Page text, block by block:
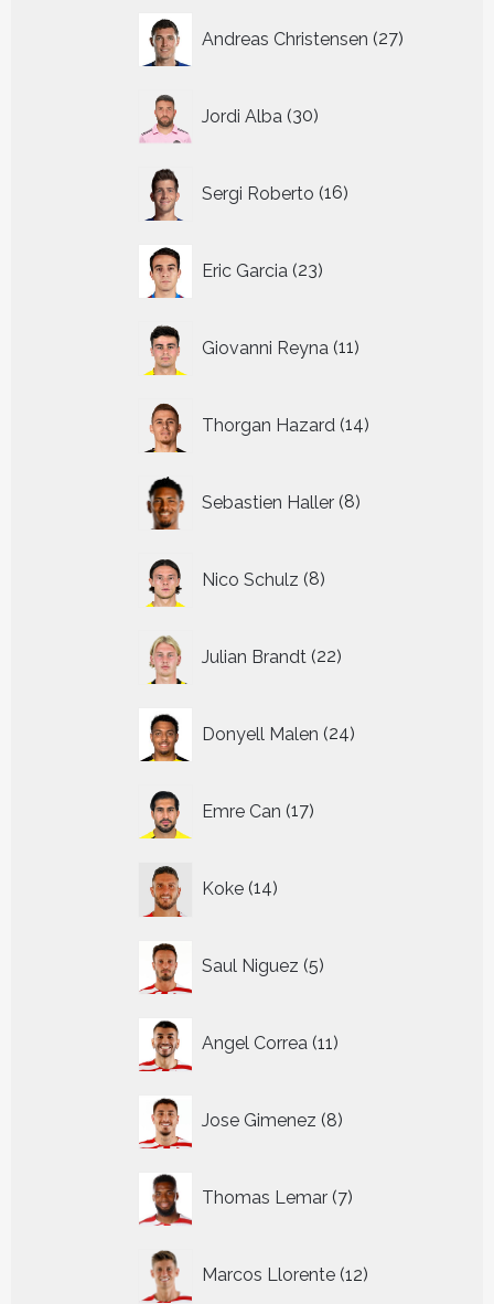
Andreas Christensen 27
producten
Jordi Alba 30
producten
Sergi Roberto 16
producten
Eric Garcia 23
producten
Giovanni Reyna 11
producten
Thorgan Hazard 14
producten
Sebastien Haller 8
producten
Nico Schulz 8
producten
Julian Brandt 22
producten
Donyell Malen 24
producten
Emre Can 17
producten
Koke 14
producten
Saul Niguez 5
producten
Angel Correa 11
producten
Jose Gimenez 8
producten
Thomas Lemar 7
producten
Marcos Llorente 12
producten